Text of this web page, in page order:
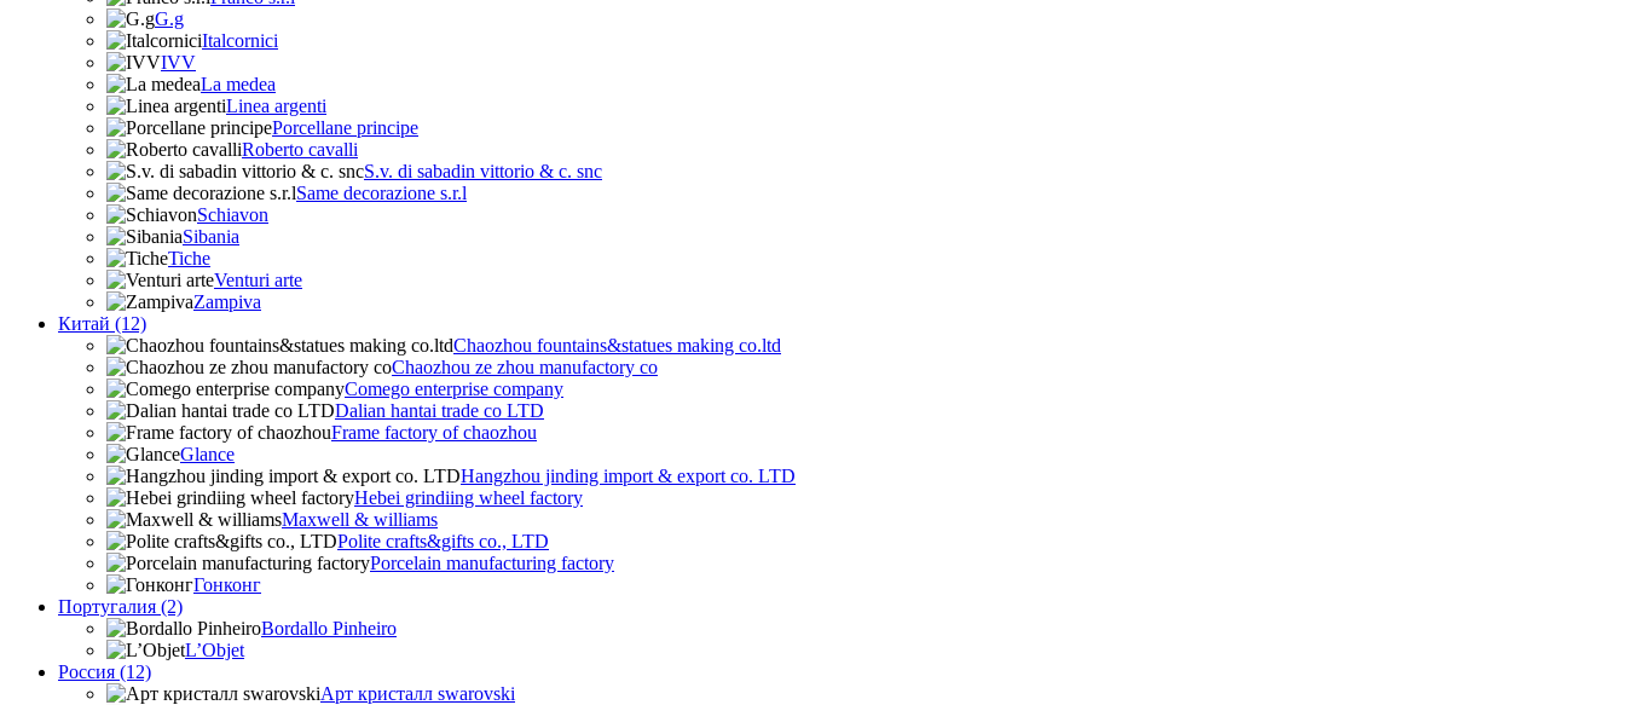
G.g
Italcornici
IVV
La medea
Linea argenti
Porcellane principe
Roberto cavalli
S.v. di sabadin vittorio & c. snc
Same decorazione s.r.l
Schiavon
Sibania
Tiche
Venturi arte
Zampiva
Китай (12)
Chaozhou fountains&statues making co.ltd
Chaozhou ze zhou manufactory co
Comego enterprise company
Dalian hantai trade co LTD
Frame factory of chaozhou
Glance
Hangzhou jinding import & export co. LTD
Hebei grindiing wheel factory
Maxwell & williams
Polite crafts&gifts co., LTD
Porcelain manufacturing factory
Гонконг
Португалия (2)
Bordallo Pinheiro
L’Objet
Россия (12)
Арт кристалл swarovski